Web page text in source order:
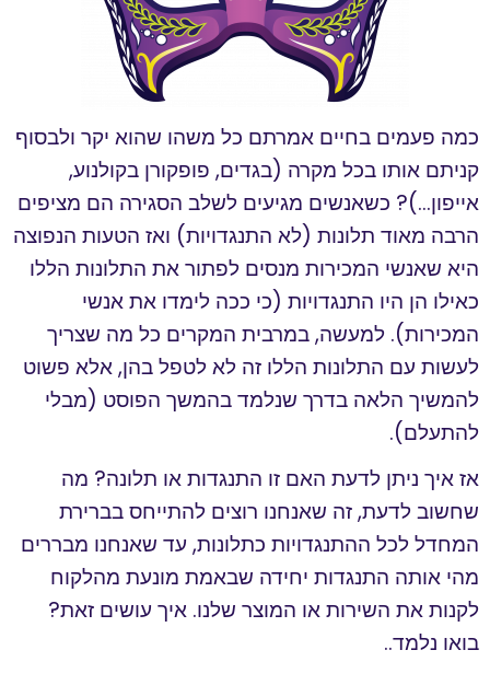
כמה פעמים בחיים אמרתם כל משהו שהוא יקר ולבסוף
קניתם אותו בכל מקרה (בגדים, פופקורן בקולנוע,
אייפון…)? כשאנשים מגיעים לשלב הסגירה הם מציפים
הרבה מאוד תלונות (לא התנגדויות) ואז הטעות הנפוצה
היא שאנשי המכירות מנסים לפתור את התלונות הללו
כאילו הן היו התנגדויות (כי ככה לימדו את אנשי
המכירות). למעשה, במרבית המקרים כל מה שצריך
לעשות עם התלונות הללו זה לא לטפל בהן, אלא פשוט
להמשיך הלאה בדרך שנלמד בהמשך הפוסט (מבלי
להתעלם).
אז איך ניתן לדעת האם זו התנגדות או תלונה? מה
שחשוב לדעת, זה שאנחנו רוצים להתייחס בברירת
המחדל לכל ההתנגדויות כתלונות, עד שאנחנו מבררים
מהי אותה התנגדות יחידה שבאמת מונעת מהלקוח
לקנות את השירות או המוצר שלנו. איך עושים זאת?
בואו נלמד..